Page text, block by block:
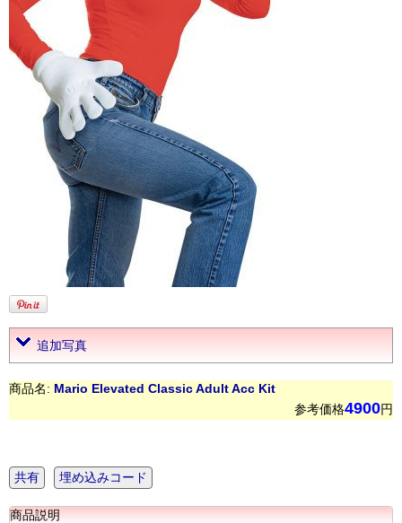
追加写真
商品名: Mario Elevated Classic Adult Acc Kit
参考価格4900円
共有 埋め込みコード
商品説明